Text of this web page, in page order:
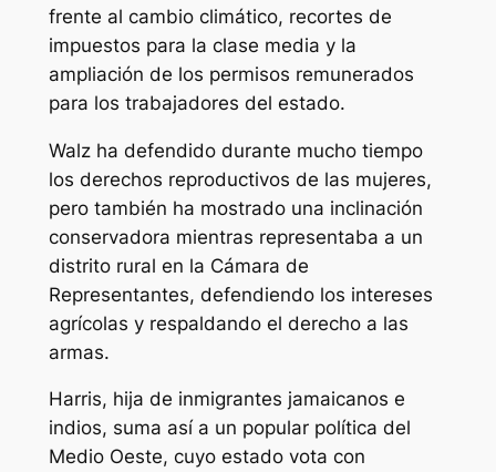
frente al cambio climático, recortes de
impuestos para la clase media y la
ampliación de los permisos remunerados
para los trabajadores del estado.
Walz ha defendido durante mucho tiempo
los derechos reproductivos de las mujeres,
pero también ha mostrado una inclinación
conservadora mientras representaba a un
distrito rural en la Cámara de
Representantes, defendiendo los intereses
agrícolas y respaldando el derecho a las
armas.
Harris, hija de inmigrantes jamaicanos e
indios, suma así a un popular política del
Medio Oeste, cuyo estado vota con